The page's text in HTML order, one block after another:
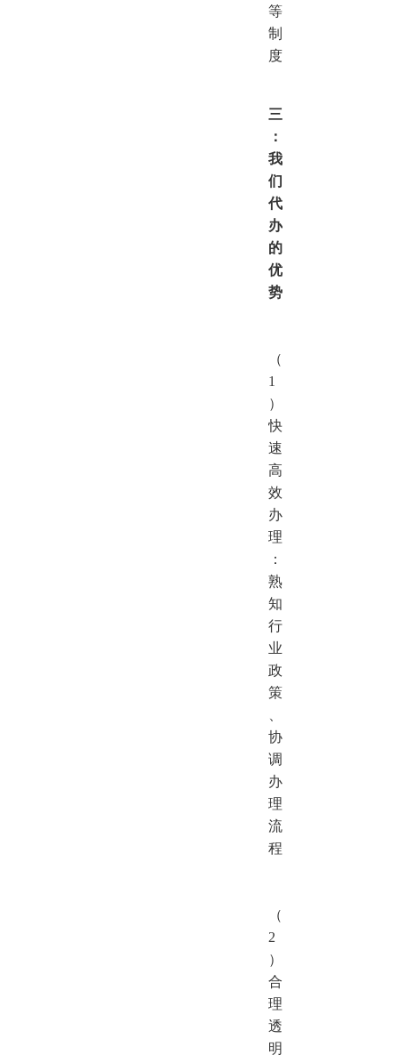
等
制
度
三
：
我
们
代
办
的
优
势
（
1
）
快
速
高
效
办
理
：
熟
知
行
业
政
策
协
调
办
理
流
程
（
2
）
合
理
透
明